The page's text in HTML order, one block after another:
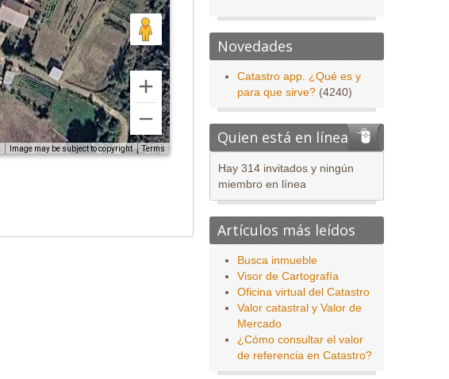
Image may be subject to copyright Terms
Novedades
Catastro app. ¿Qué es y
para que sirve? (4240)
Quien está en línea
Hay 314 invitados y ningún
miembro en línea
Artículos más leídos
Busca inmueble
Visor de Cartografía
Oficina virtual del Catastro
Valor catastral y Valor de
Mercado
¿Cómo consultar el valor
de referencia en Catastro?